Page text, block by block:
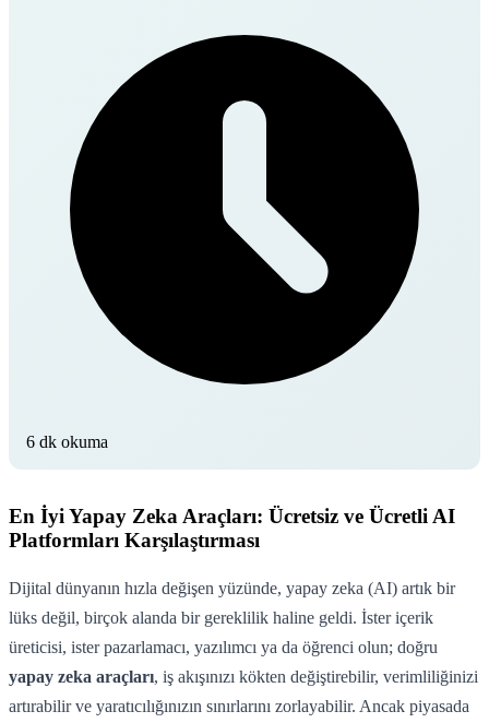
6 dk okuma
En İyi Yapay Zeka Araçları: Ücretsiz ve Ücretli AI
Platformları Karşılaştırması
Dijital dünyanın hızla değişen yüzünde, yapay zeka (AI) artık bir
lüks değil, birçok alanda bir gereklilik haline geldi. İster içerik
üreticisi, ister pazarlamacı, yazılımcı ya da öğrenci olun; doğru
yapay zeka araçları, iş akışınızı kökten değiştirebilir, verimliliğinizi
artırabilir ve yaratıcılığınızın sınırlarını zorlayabilir. Ancak piyasada